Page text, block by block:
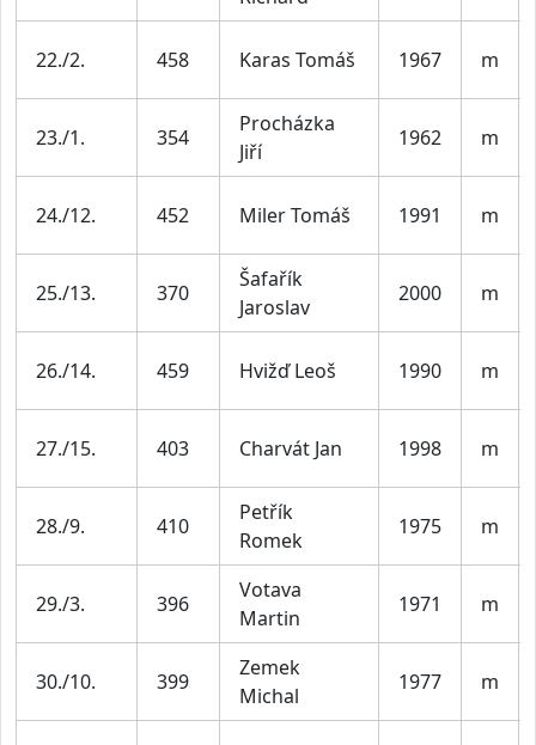
22./2. 458 Karas Tomáš 1967 m
23./1. 354
Procházka
Jiří
1962 m
24./12. 452 Miler Tomáš 1991 m
25./13. 370
Šafařík
Jaroslav
2000 m
26./14. 459 Hvižď Leoš 1990 m
27./15. 403 Charvát Jan 1998 m
28./9. 410
Petřík
Romek
1975 m
29./3. 396
Votava
Martin
1971 m
30./10. 399
Zemek
Michal
1977 m